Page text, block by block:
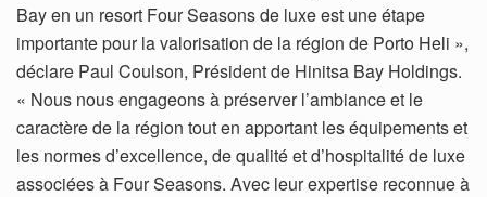
Bay en un resort Four Seasons de luxe est une étape
importante pour la valorisation de la région de Porto Heli »,
déclare Paul Coulson, Président de Hinitsa Bay Holdings.
« Nous nous engageons à préserver l’ambiance et le
caractère de la région tout en apportant les équipements et
les normes d’excellence, de qualité et d’hospitalité de luxe
associées à Four Seasons. Avec leur expertise reconnue à